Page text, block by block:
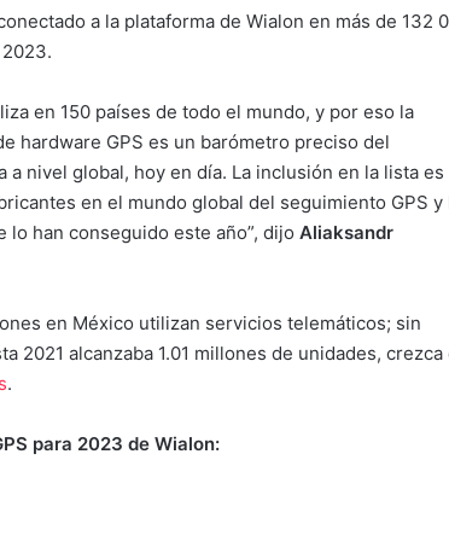
a la plataforma de Wialon en más de 132
en 150 países de todo el mundo, y por eso la
hardware GPS es un barómetro preciso del
nivel global, hoy en día. La inclusión en la lista es
en el mundo global del seguimiento GPS y
han conseguido este año”, dijo Aliaksandr
en México utilizan servicios telemáticos; sin
2021 alcanzaba 1.01 millones de unidades, crezca
.
para 2023 de Wialon: